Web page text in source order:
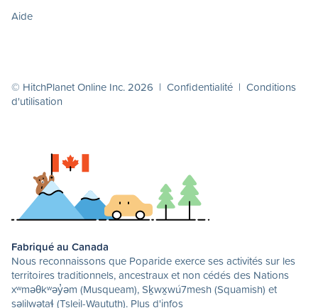
Aide
© HitchPlanet Online Inc. 2026 | Confidentialité | Conditions
d'utilisation
Fabriqué au Canada
Nous reconnaissons que Poparide exerce ses activités sur les
territoires traditionnels, ancestraux et non cédés des Nations
xʷməθkʷəy̓əm (Musqueam), Sḵwx̱wú7mesh (Squamish) et
səlilwətaɬ (Tsleil-Waututh). Plus d'infos